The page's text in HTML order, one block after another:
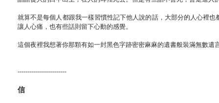
就算不是每個人都跟我一樣習慣性記下他人說的話，大部分的人心裡
讓人心痛，也有些話則留下心動的感覺。
這個夜裡我想著你那顆有如一封黑色字跡密密麻麻的遺書般裝滿無數遺
-------------------------​
信